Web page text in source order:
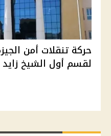
حركة تنقلات أمن
لقسم أول الشيخ